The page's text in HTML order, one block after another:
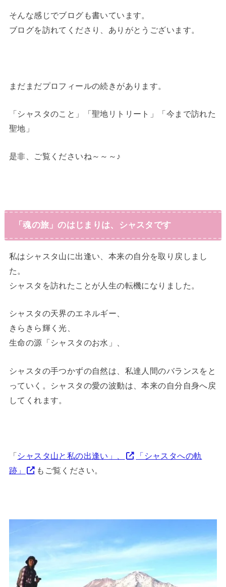
そんな感じでブログも書いています。
ブログを訪れてくださり、ありがとうございます。
まだまだプロフィールの続きがあります。
「シャスタのこと」「聖地リトリート」「今まで訪れた
聖地」
是非、ご覧くださいね～～～♪
「魂の旅」のはじまりは、シャスタです
私はシャスタ山に出逢い、本来の自分を取り戻しまし
た。
シャスタを訪れたことが人生の転機になりました。
シャスタの天界のエネルギー、
きらきら輝く光、
生命の源「シャスタのお水」、
シャスタの手つかずの自然は、私達人間のバランスをと
っていく。シャスタの愛の波動は、本来の自分自身へ戻
してくれます。
「シャスタ山と私の出逢い」、
「シャスタへの軌
跡」
もご覧ください。